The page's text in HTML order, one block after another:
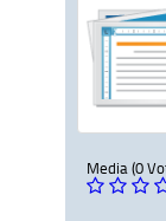
Media (0